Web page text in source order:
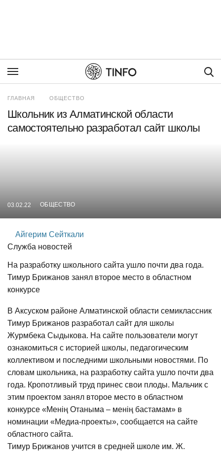
ГЛАВНАЯ ОБЩЕСТВО
Школьник из Алматинской области
самостоятельно разработал сайт школы
03.02.22 ОБЩЕСТВО
Айгерим Сейткали
Служба новостей
На разработку школьного сайта ушло почти два года.
Тимур Брижанов занял второе место в областном
конкурсе
В Аксуском районе Алматинской области семиклассник
Тимур Брижанов разработал сайт для школы
Журмбека Сыдыкова. На сайте пользователи могут
ознакомиться с историей школы, педагогическим
коллективом и последними школьными новостями. По
словам школьника, на разработку сайта ушло почти два
года. Кропотливый труд принес свои плоды. Мальчик с
этим проектом занял второе место в областном
конкурсе «Менің Отаныма – менің бастамам» в
номинации «Медиа-проекты», сообщается на сайте
областного сайта.
Тимур Брижанов учится в средней школе им. Ж.